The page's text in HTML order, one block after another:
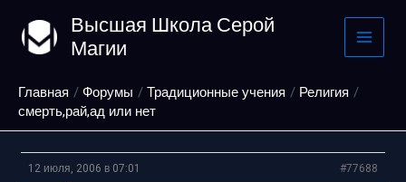
содержимому
Высшая Школа Серой
Магии
Главная Форумы Традиционные учения
Религия
смерть,рай,ад или нет
12 июля, 2006 в 07:01
#77688